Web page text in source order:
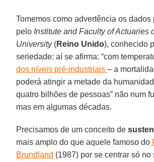
Tomemos como advertência os
pelo Institute and Faculty of Actuaries
University(Reino Unido), conhecido
seriedade: aí se afirma: “com
dos níveis pré-industriais– a
poderá atingir a metade da
quatro bilhões de pessoas” não num
mas em algumas décadas.
Precisamos de um conceito de
mais amplo do que aquele famoso do
Brundland (1987) por se centrar só no